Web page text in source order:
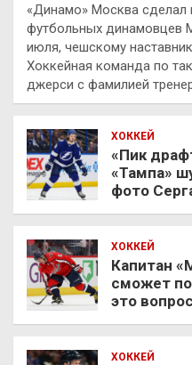
«Динамо» Москва сделал
футбольных динамовцев
июля, чешскому
Хоккейная команда по
джерси с фамилией
ХОККЕЙ
«Пик
«Тампа»
фото
ХОККЕЙ
Капитан
сможет
это
ХОККЕЙ